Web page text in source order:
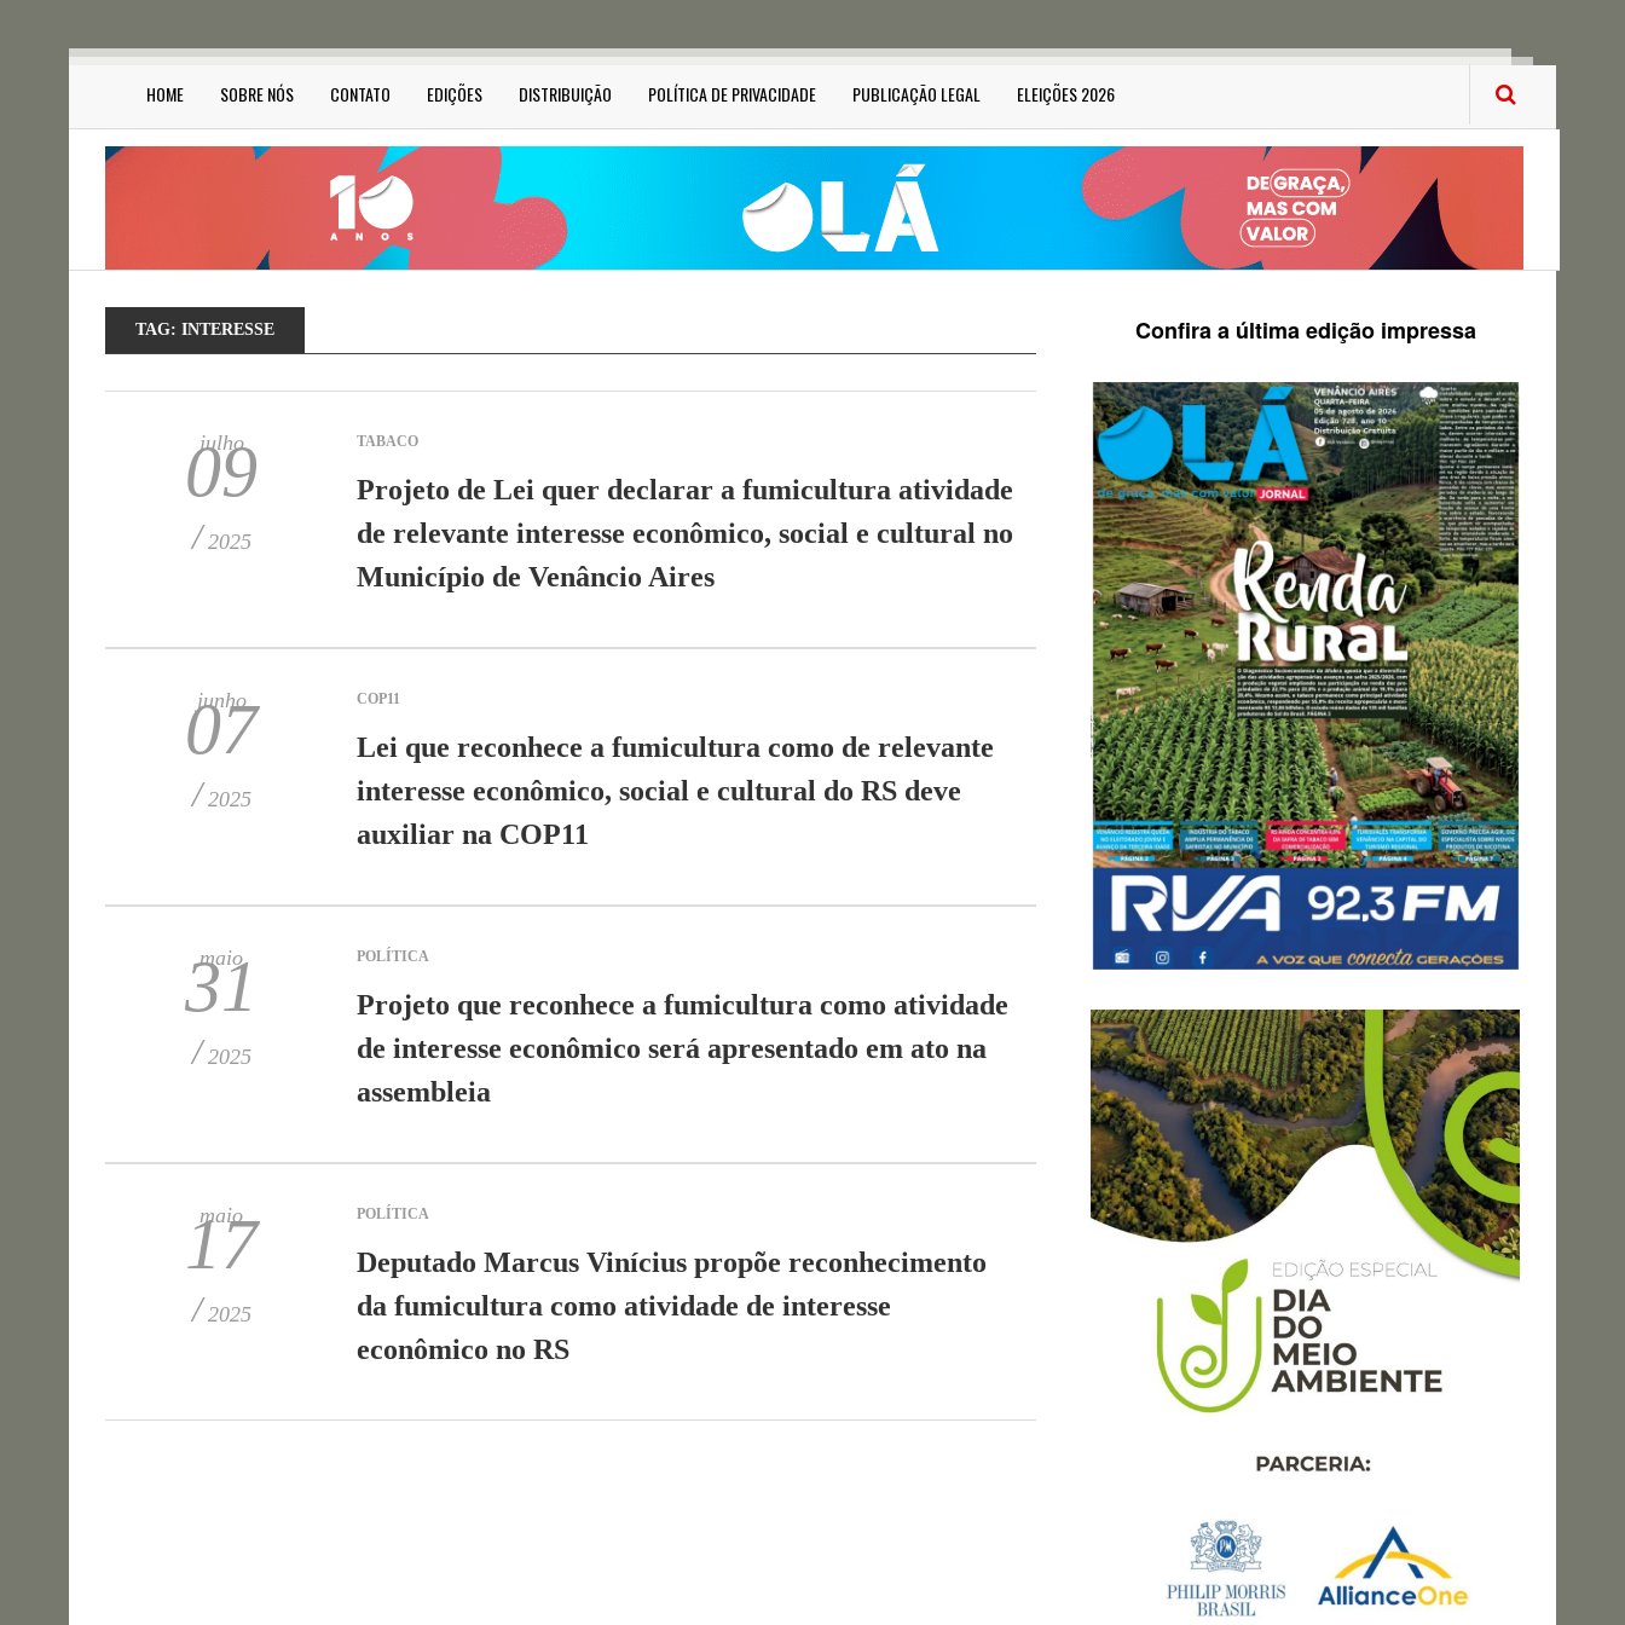
HOME SOBRE NÓS CONTATO EDIÇÕES DISTRIBUIÇÃO POLÍTICA DE PRIVACIDADE PUBLICAÇÃO LEGAL ELEIÇÕES 2026
TAG: INTERESSE
julho
09
/ 2025
TABACO
Projeto de Lei quer declarar a fumicultura atividade
de relevante interesse econômico, social e cultural no
Município de Venâncio Aires
junho
07
/ 2025
COP11
Lei que reconhece a fumicultura como de relevante
interesse econômico, social e cultural do RS deve
auxiliar na COP11
maio
31
/ 2025
POLÍTICA
Projeto que reconhece a fumicultura como atividade
de interesse econômico será apresentado em ato na
assembleia
maio
17
/ 2025
POLÍTICA
Deputado Marcus Vinícius propõe reconhecimento
da fumicultura como atividade de interesse
econômico no RS
Confira a última edição impressa